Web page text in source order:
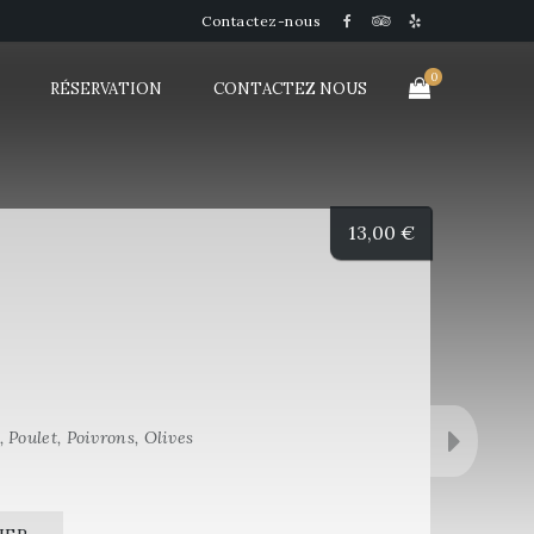
Contactez-nous
0
RÉSERVATION CONTACTEZ NOUS
13,00 €
Poulet, Poivrons, Olives